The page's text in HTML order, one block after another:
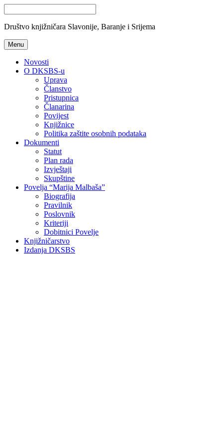
Društvo knjižničara Slavonije, Baranje i Srijema
Menu
Novosti
O DKSBS-u
Uprava
Članstvo
Pristupnica
Članarina
Povijest
Knjižnice
Politika zaštite osobnih podataka
Dokumenti
Statut
Plan rada
Izvještaji
Skupštine
Povelja “Marija Malbaša”
Biografija
Pravilnik
Poslovnik
Kriteriji
Dobitnici Povelje
Knjižničarstvo
Izdanja DKSBS